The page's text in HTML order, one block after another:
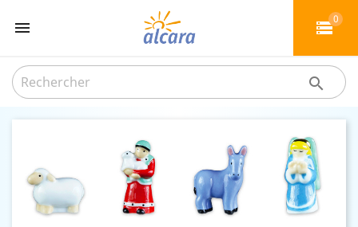
 0
